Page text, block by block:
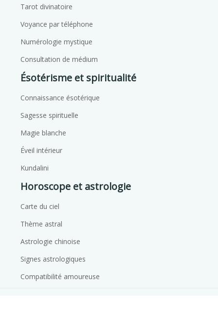
Tarot divinatoire
Voyance par téléphone
Numérologie mystique
Consultation de médium
Ésotérisme et spiritualité
Connaissance ésotérique
Sagesse spirituelle
Magie blanche
Éveil intérieur
Kundalini
Horoscope et astrologie
Carte du ciel
Thème astral
Astrologie chinoise
Signes astrologiques
Compatibilité amoureuse